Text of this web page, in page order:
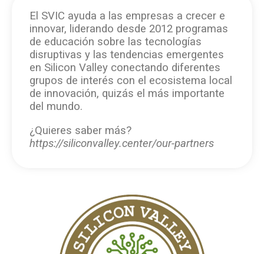
El SVIC ayuda a las empresas a crecer e
innovar, liderando desde 2012 programas
de educación sobre las tecnologías
disruptivas y las tendencias emergentes
en Silicon Valley conectando diferentes
grupos de interés con el ecosistema local
de innovación, quizás el más importante
del mundo.
¿Quieres saber más?
https://siliconvalley.center/our-partners